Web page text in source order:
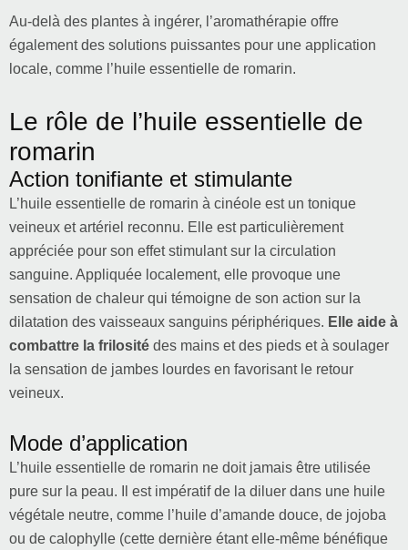
Au-delà des plantes à ingérer, l’aromathérapie offre
également des solutions puissantes pour une application
locale, comme l’huile essentielle de romarin.
Le rôle de l’huile essentielle de
romarin
Action tonifiante et stimulante
L’huile essentielle de romarin à cinéole est un tonique
veineux et artériel reconnu. Elle est particulièrement
appréciée pour son effet stimulant sur la circulation
sanguine. Appliquée localement, elle provoque une
sensation de chaleur qui témoigne de son action sur la
dilatation des vaisseaux sanguins périphériques. Elle aide à
combattre la frilosité des mains et des pieds et à soulager
la sensation de jambes lourdes en favorisant le retour
veineux.
Mode d’application
L’huile essentielle de romarin ne doit jamais être utilisée
pure sur la peau. Il est impératif de la diluer dans une huile
végétale neutre, comme l’huile d’amande douce, de jojoba
ou de calophylle (cette dernière étant elle-même bénéfique